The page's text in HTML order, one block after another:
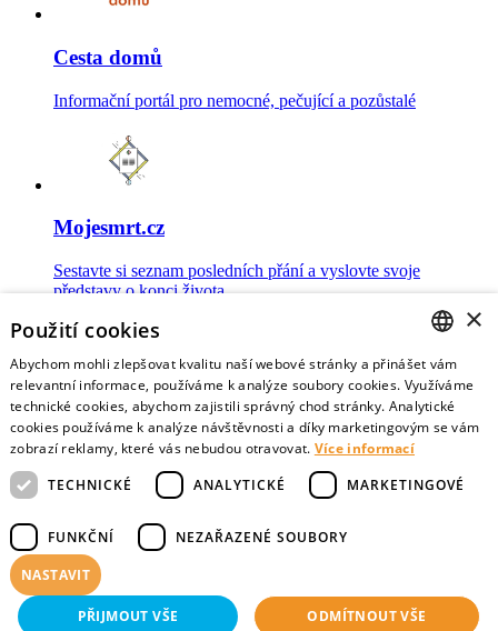
Cesta domů
Informační portál pro nemocné, pečující a pozůstalé
Mojesmrt.cz
Sestavte si seznam posledních přání a vyslovte svoje
představy o konci života
Data o umírání
Nejnovější data o postojích veřejnosti a zdravotníků k umírání
Virtuální vzpomínky
CZECH
ENGLISH
×
Použití cookies
Abychom mohli zlepšovat kvalitu naší webové stránky a přinášet vám
relevantní informace, používáme k analýze soubory cookies. Využíváme
technické cookies, abychom zajistili správný chod stránky. Analytické
cookies používáme k analýze návštěvnosti a díky marketingovým se vám
zobrazí reklamy, které vás nebudou otravovat. Více informací
TECHNICKÉ
ANALYTICKÉ MARKETINGOVÉ
FUNKČNÍ NEZAŘAZENÉ SOUBORY
NASTAVIT
PŘIJMOUT VŠE ODMÍTNOUT VŠE